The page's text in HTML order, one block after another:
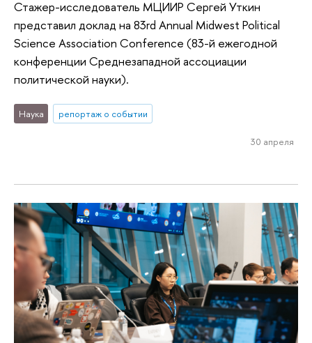
Стажер-исследователь МЦИИР Сергей Уткин
представил доклад на 83rd Annual Midwest Political
Science Association Conference (83-й ежегодной
конференции Среднезападной ассоциации
политической науки).
Наука репортаж о событии
30 апреля